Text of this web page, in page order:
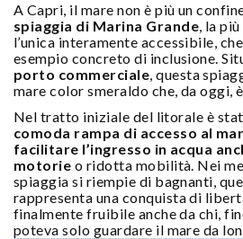
A Capri, il mare non è più un
spiaggia di Marina Grande, la
l’unica interamente accessibile,
esempio concreto di inclusione.
porto commerciale, questa
mare color smeraldo che, da oggi,
Nel tratto iniziale del litorale è
comoda rampa di accesso al
facilitare l’ingresso in acqua
motorie o ridotta mobilità. Nei
spiaggia si riempie di bagnanti,
rappresenta una conquista di
finalmente fruibile anche da chi,
poteva solo guardare il mare da